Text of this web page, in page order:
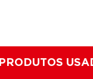
PRODUTOS